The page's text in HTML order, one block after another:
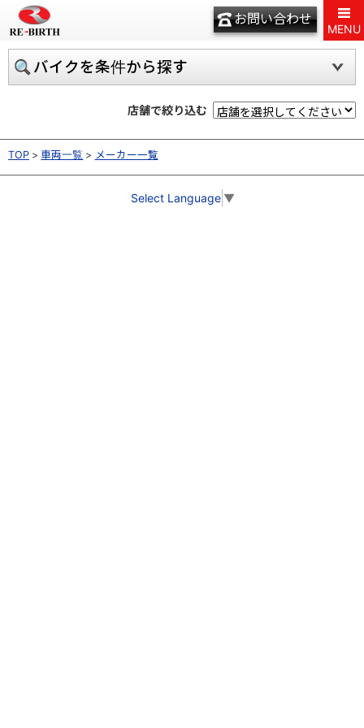
お問い合わせ
MENU
バイクを条件から探す
店舗で絞り込む
TOP 車両一覧 メーカー一覧
Select Language ▼